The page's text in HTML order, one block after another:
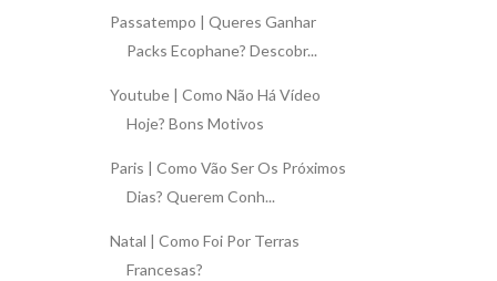
Passatempo | Queres Ganhar
Packs Ecophane? Descobr...
Youtube | Como Não Há Vídeo
Hoje? Bons Motivos
Paris | Como Vão Ser Os Próximos
Dias? Querem Conh...
Natal | Como Foi Por Terras
Francesas?